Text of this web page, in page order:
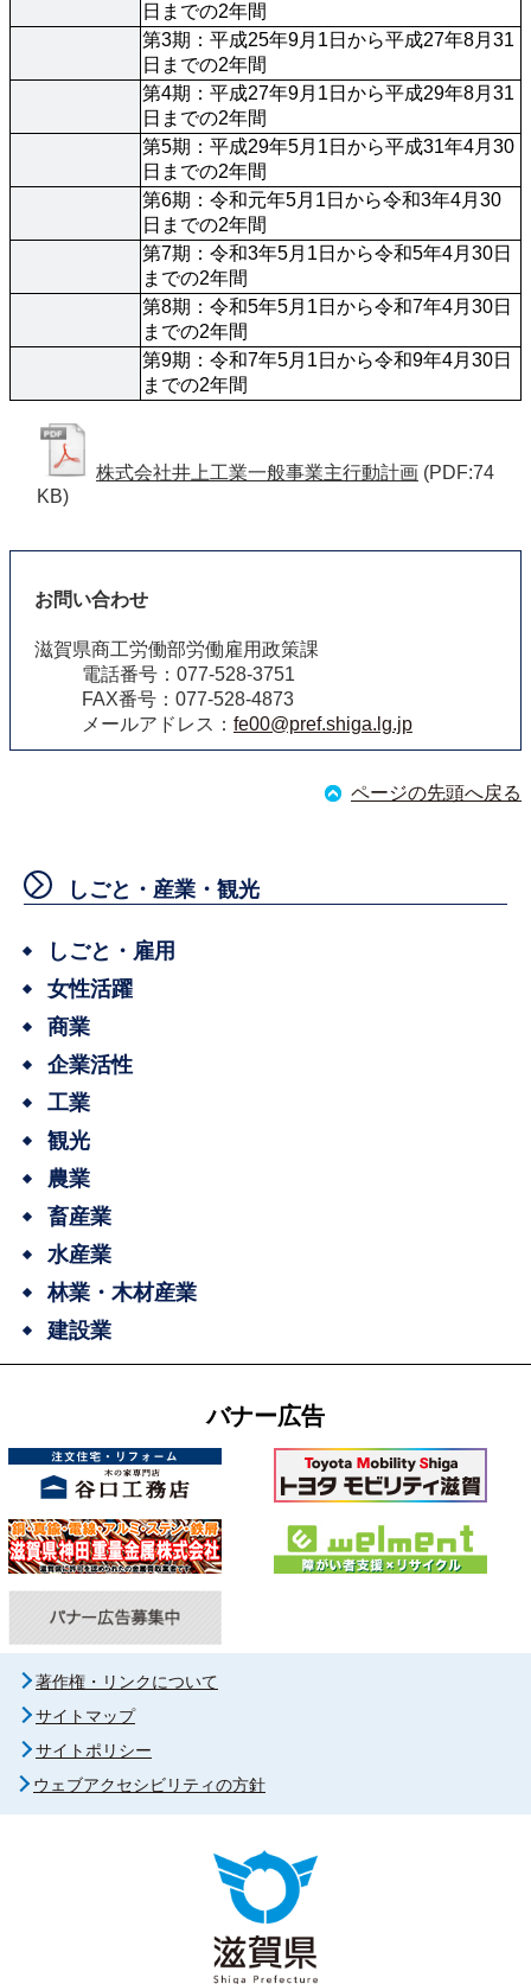
日までの2年間
第3期：平成25年9月1日から平成27年8月31
日までの2年間
第4期：平成27年9月1日から平成29年8月31
日までの2年間
第5期：平成29年5月1日から平成31年4月30
日までの2年間
第6期：令和元年5月1日から令和3年4月30
日までの2年間
第7期：令和3年5月1日から令和5年4月30日
までの2年間
第8期：令和5年5月1日から令和7年4月30日
までの2年間
第9期：令和7年5月1日から令和9年4月30日
までの2年間
株式会社井上工業一般事業主行動計画 (PDF:74
KB)
お問い合わせ
滋賀県商工労働部労働雇用政策課
電話番号：077-528-3751
FAX番号：077-528-4873
メールアドレス： fe00@pref.shiga.lg.jp
ページの先頭へ戻る
しごと・産業・観光
しごと・雇用
女性活躍
商業
企業活性
工業
観光
農業
畜産業
水産業
林業・木材産業
建設業
バナー広告
著作権・リンクについて
サイトマップ
サイトポリシー
ウェブアクセシビリティの方針